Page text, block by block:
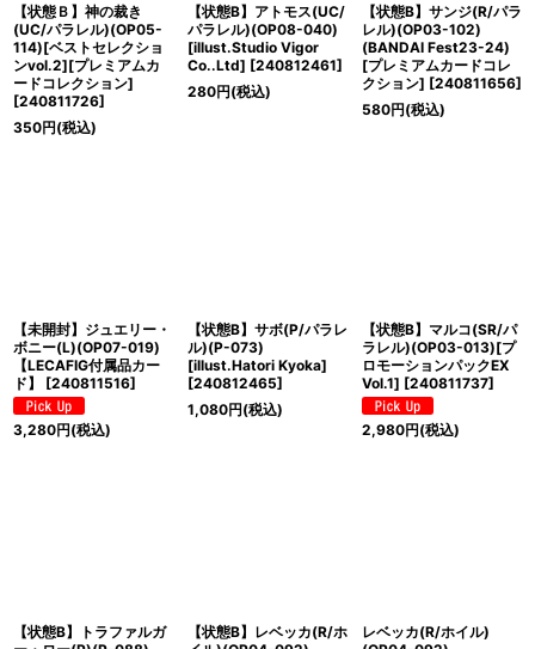
【状態Ｂ】神の裁き
(UC/パラレル)(OP05-
114)[ベストセレクショ
ンvol.2][プレミアムカ
ードコレクション]
[240811726]
350円(税込)
【状態B】アトモス(UC/
パラレル)(OP08-040)
[illust.Studio Vigor
Co..Ltd] [240812461]
280円(税込)
【状態B】サンジ(R/パラ
レル)(OP03-102)
(BANDAI Fest23-24)
[プレミアムカードコレ
クション] [240811656]
580円(税込)
【未開封】ジュエリー・
ボニー(L)(OP07-019)
【LECAFIG付属品カー
ド】
[240811516]
3,280円(税込)
【状態B】サボ(P/パラレ
ル)(P-073)
[illust.Hatori Kyoka]
[240812465]
1,080円(税込)
【状態B】マルコ(SR/パ
ラレル)(OP03-013)[プ
ロモーションパックEX
Vol.1] [240811737]
2,980円(税込)
【状態B】トラファルガ
【状態B】レベッカ(R/ホ
レベッカ(R/ホイル)